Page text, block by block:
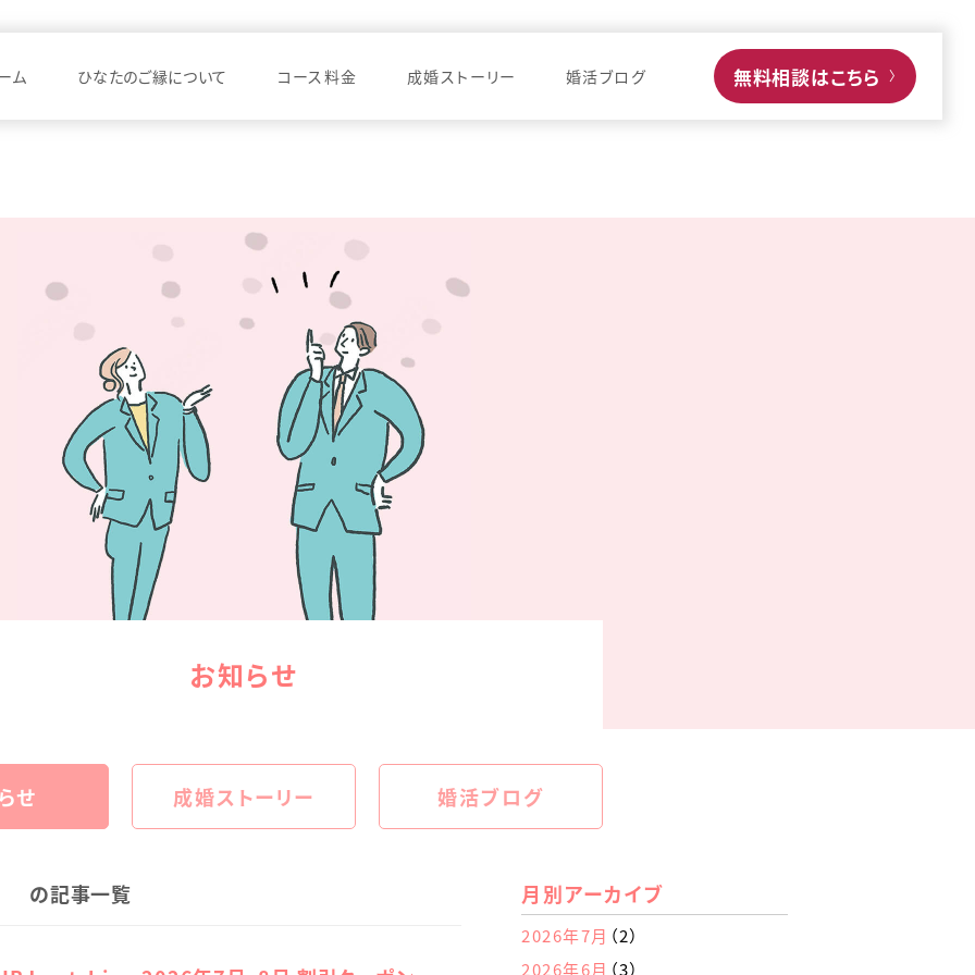
ム ひなたのご縁について コース料金 成婚ストーリー 婚活ブログ 無料相談はこちら 〉
お知らせ
せ 成婚ストーリー 婚活ブログ
の記事一覧 月別アーカイブ
2026年7月 （2）
2026年6月 （3）